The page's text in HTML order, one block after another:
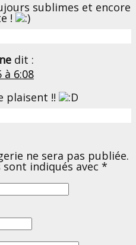
sublimes et encore
!
dit :
6:08
plaisent !!
ne sera pas publiée.
indiqués avec *